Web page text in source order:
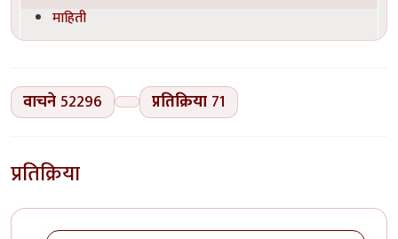
माहिती
वाचने52296 प्रतिक्रिया 71
प्रतिक्रिया